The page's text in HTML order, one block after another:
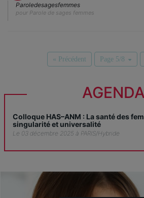
Paroledesagesfemmes
pour Parole de sages femmes
« Précédent Page 5/8
AGENDA
Colloque HAS–ANM : La santé des
singularité et universalité
Le 03 décembre 2025 à PARIS/Hybride